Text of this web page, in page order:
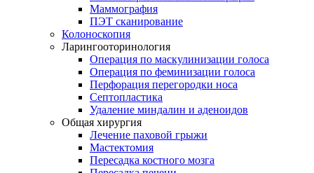
Маммография
ПЭТ сканирование
Колоноскопия
Ларингооторинология
Операция по маскулинизации голоса
Операция по феминизации голоса
Перфорация перегородки носа
Септопластика
Удаление миндалин и аденоидов
Общая хирургия
Лечение паховой грыжи
Мастектомия
Пересадка костного мозга